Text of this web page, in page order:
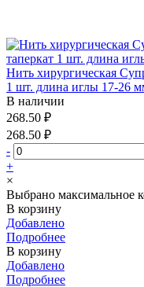
Нить хирургическая
1 шт. длина иглы 17-26
В наличии
268.50 ₽
268.50 ₽
-
+
×
Выбрано максимальное
В корзину
Добавлено
Подробнее
В корзину
Добавлено
Подробнее